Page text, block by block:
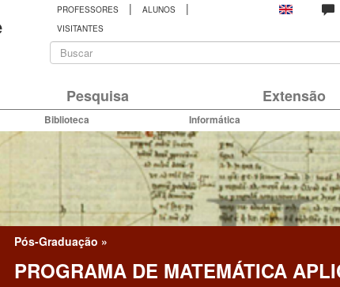
PROFESSORES | ALUNOS |
VISITANTES
Formulário
busca
Pesquisa Extensão
Biblioteca Informática
Pós-Graduação »
PROGRAMA DE MATEMÁTICA